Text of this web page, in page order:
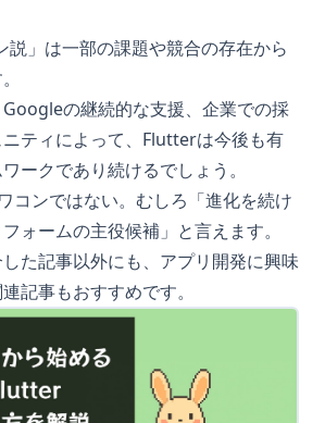
説」は一部の課題や競合の存在から
の継続的な支援、企業での採
ティによって、Flutterは今後も有
ークであり続けるでしょう。
コンではない。むしろ「進化を続け
ォームの主役候補」と言えます。
た記事以外にも、アプリ開発に興味
記事もおすすめです。